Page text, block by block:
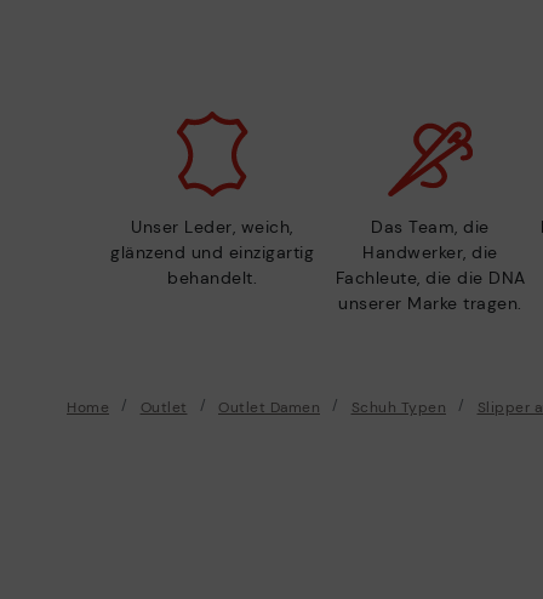
Unser Leder, weich,
glänzend und einzigartig
behandelt.
Das Team, die
Handwerker, die
Fachleute, die die DNA
unserer Marke tragen.
Home Outlet Outlet Damen Schuh Typen Slipper